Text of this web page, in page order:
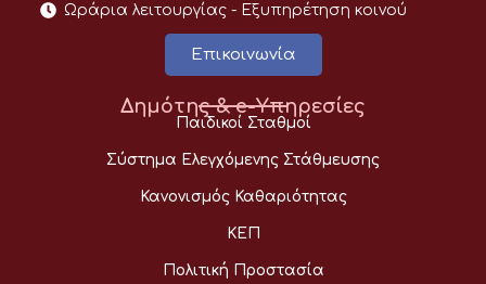
Ωράρια λειτουργίας - Eξυπηρέτηση κοινού
Επικοινωνία
Δημότης & e-Υπηρεσίες
Παιδικοί Σταθμοί
Σύστημα Ελεγχόμενης Στάθμευσης
Κανονισμός Καθαριότητας
ΚΕΠ
Πολιτική Προστασία